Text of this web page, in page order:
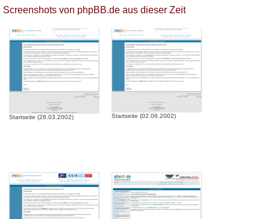
Screenshots von phpBB.de aus dieser Zeit
Startseite (28.03.2002) Startseite (02.06.2002)